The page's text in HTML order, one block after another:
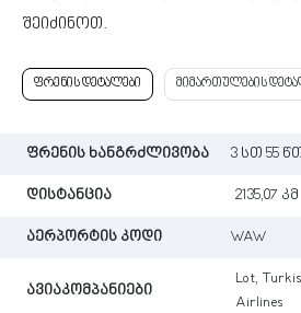
შეიძინოთ.
ფრენის დეტალები მიმართულების
ფრენის ხანგრძლივობა 3 სთ 55
დისტანცია 2135,07 კმ
აერპორტის კოდი WAW
ავიაკომპანიები
Lot,
Airlines